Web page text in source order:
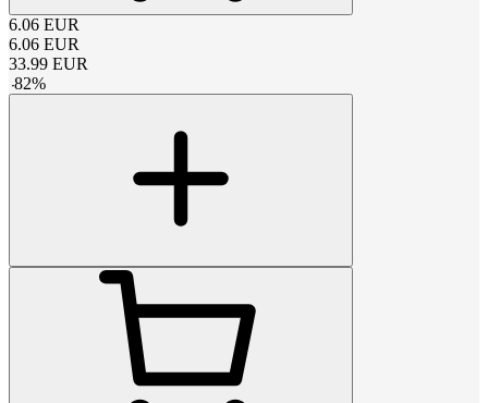
6.06 EUR
6.06 EUR
33.99 EUR
-82%